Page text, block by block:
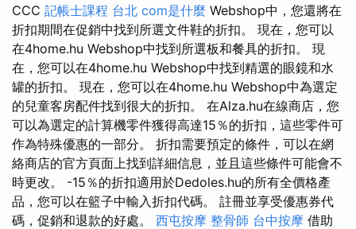
CCC 記帳士課程 台北 com是什麼 Webshop中，您還將在
折扣期間在促銷中找到所選文件鞋的折扣。 現在，您可以
在4home.hu Webshop中找到所選板和餐具的折扣。 現
在，您可以在4home.hu Webshop中找到精選的眼鏡和水
罐的折扣。 現在，您可以在4home.hu Webshop中為選定
的兒童客房配件找到很大的折扣。 在Alza.hu在線商店，您
可以為選定的計算機零件獲得高達15％的折扣，這些零件可
作為特殊優惠的一部分。 折扣需要預定的條件，可以在網
絡商店的官方頁面上找到詳細信息，並且這些條件可能會不
時更改。 -15％的折扣適用於Dedoles.hu的所有全價格產
品，您可以在籃子中輸入折扣代碼。 註冊並享受優惠券代
碼，促銷和退款的好處。 西屯按摩 整骨師 台中按摩 借助